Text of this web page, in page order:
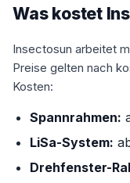
Was kostet
Insectosun arbeitet
Preise gelten nach
Kosten:
Spannrahmen:
LiSa-System:
Drehfenster-